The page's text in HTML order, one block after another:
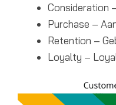
Consideration
Purchase –
Retention –
Loyalty –